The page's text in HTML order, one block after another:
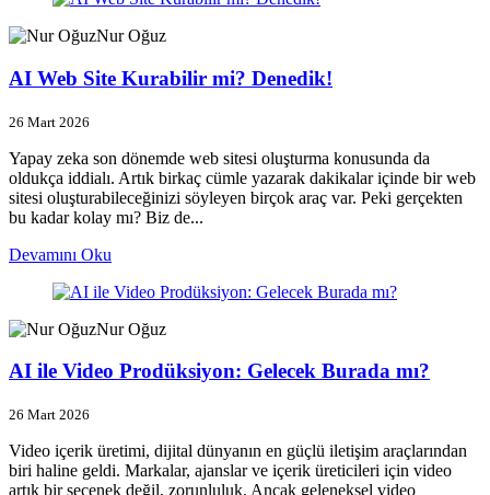
Nur Oğuz
AI Web Site Kurabilir mi? Denedik!
26 Mart 2026
Yapay zeka son dönemde web sitesi oluşturma konusunda da
oldukça iddialı. Artık birkaç cümle yazarak dakikalar içinde bir web
sitesi oluşturabileceğinizi söyleyen birçok araç var. Peki gerçekten
bu kadar kolay mı? Biz de...
Devamını Oku
Nur Oğuz
AI ile Video Prodüksiyon: Gelecek Burada mı?
26 Mart 2026
Video içerik üretimi, dijital dünyanın en güçlü iletişim araçlarından
biri haline geldi. Markalar, ajanslar ve içerik üreticileri için video
artık bir seçenek değil, zorunluluk. Ancak geleneksel video